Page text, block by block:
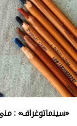
«سينماتوغراف» :